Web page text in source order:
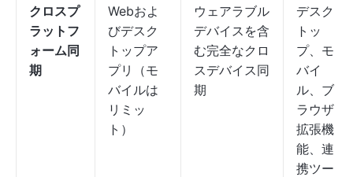
クロスプ
ラットフ
ォーム同
期
Webおよ
びデスク
トップア
プリ（モ
バイルは
リミッ
ト）
ウェアラブル
デバイスを含
む完全なクロ
スデバイス同
期
デスク
トッ
プ、モ
バイ
ル、ブ
ラウザ
拡張機
能、連
携ツー